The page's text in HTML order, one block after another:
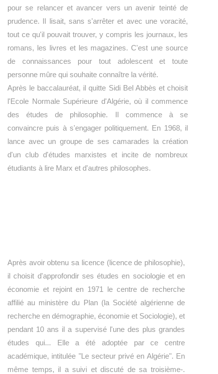
pour se relancer et avancer vers un avenir teinté de
prudence. Il lisait, sans s'arrêter et avec une voracité,
tout ce qu'il pouvait trouver, y compris les journaux, les
romans, les livres et les magazines. C'est une source
de connaissances pour tout adolescent et toute
personne mûre qui souhaite connaître la vérité.
Après le baccalauréat, il quitte Sidi Bel Abbès et choisit
l'Ecole Normale Supérieure d'Algérie, où il commence
des études de philosophie. Il commence à se
convaincre puis à s'engager politiquement. En 1968, il
lance avec un groupe de ses camarades la création
d'un club d'études marxistes et incite de nombreux
étudiants à lire Marx et d'autres philosophes.
Après avoir obtenu sa licence (licence de philosophie),
il choisit d'approfondir ses études en sociologie et en
économie et rejoint en 1971 le centre de recherche
affilié au ministère du Plan (la Société algérienne de
recherche en démographie, économie et Sociologie), et
pendant 10 ans il a supervisé l'une des plus grandes
études qui... Elle a été adoptée par ce centre
académique, intitulée "Le secteur privé en Algérie". En
même temps, il a suivi et discuté de sa troisième-.